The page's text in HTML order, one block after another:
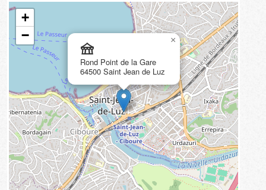
festival
Rond Point de la Gare
64500 Saint Jean de Luz
×
+
−